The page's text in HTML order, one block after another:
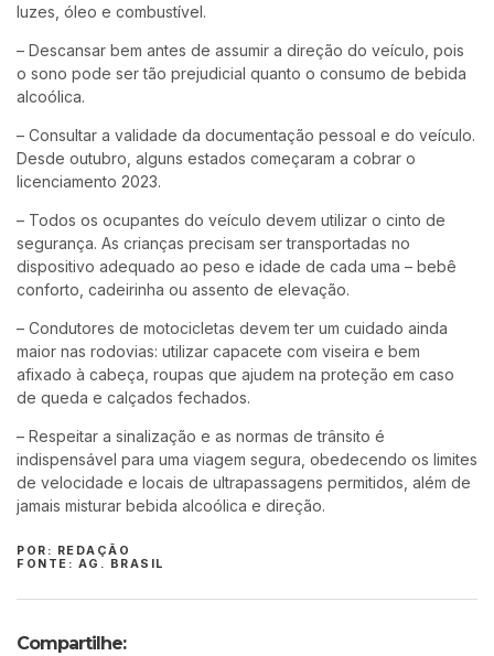
luzes, óleo e combustível.
– Descansar bem antes de assumir a direção do veículo, pois
o sono pode ser tão prejudicial quanto o consumo de bebida
alcoólica.
– Consultar a validade da documentação pessoal e do veículo.
Desde outubro, alguns estados começaram a cobrar o
licenciamento 2023.
– Todos os ocupantes do veículo devem utilizar o cinto de
segurança. As crianças precisam ser transportadas no
dispositivo adequado ao peso e idade de cada uma – bebê
conforto, cadeirinha ou assento de elevação.
– Condutores de motocicletas devem ter um cuidado ainda
maior nas rodovias: utilizar capacete com viseira e bem
afixado à cabeça, roupas que ajudem na proteção em caso
de queda e calçados fechados.
– Respeitar a sinalização e as normas de trânsito é
indispensável para uma viagem segura, obedecendo os limites
de velocidade e locais de ultrapassagens permitidos, além de
jamais misturar bebida alcoólica e direção.
POR: REDAÇÃO
FONTE: AG. BRASIL
Compartilhe: